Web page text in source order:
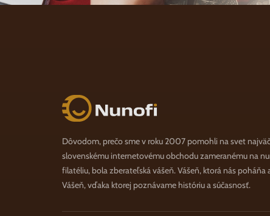
Nunofi.sk
Dôvodom, prečo sme v roku 2007 pomohli na svet
slovenskému internetovému obchodu zameranému na
filatéliu, bola zberateľská vášeň. Vášeň, ktorá nás poháňa
Vášeň, vďaka ktorej poznávame históriu a súčasnosť.